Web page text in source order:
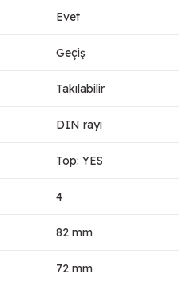
Evet
Geçiş
Takılabilir
DIN rayı
Top: YES
4
82 mm
72 mm